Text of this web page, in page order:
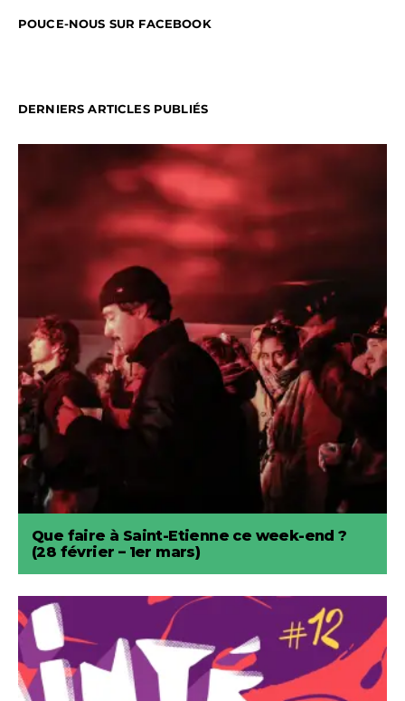
POUCE-NOUS SUR FACEBOOK
DERNIERS ARTICLES PUBLIÉS
Que faire à Saint-Etienne ce week-end ?
(28 février – 1er mars)